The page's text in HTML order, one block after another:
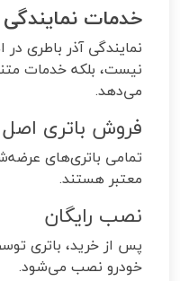
خدمات نمایندگی
نمایندگی آذر باطری
نیست، بلکه خدمات
می‌دهد.
فروش باتری اصل
تمامی باتری‌های
معتبر هستند.
نصب رایگان
پس از خرید، باتری
خودرو نصب می‌شود.